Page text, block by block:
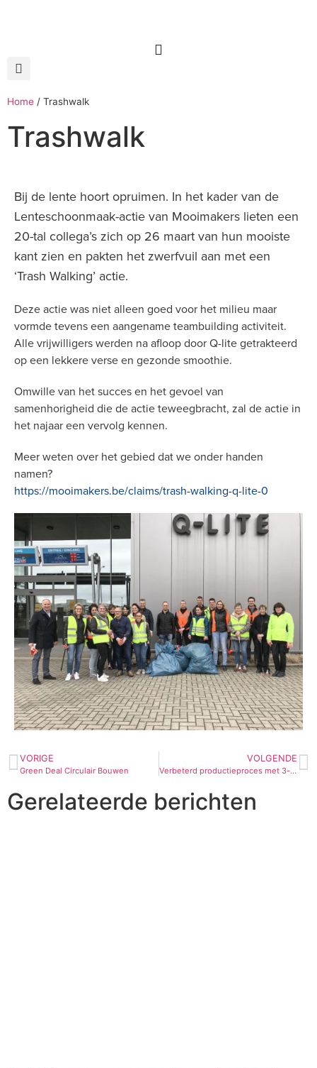
Home / Trashwalk
Trashwalk
Bij de lente hoort opruimen. In het kader van de
Lenteschoonmaak-actie van Mooimakers lieten een
20-tal collega’s zich op 26 maart van hun mooiste
kant zien en pakten het zwerfvuil aan met een
‘Trash Walking’ actie.
Deze actie was niet alleen goed voor het milieu maar
vormde tevens een aangename teambuilding activiteit.
Alle vrijwilligers werden na afloop door Q-lite getrakteerd
op een lekkere verse en gezonde smoothie.
Omwille van het succes en het gevoel van
samenhorigheid die de actie teweegbracht, zal de actie in
het najaar een vervolg kennen.
Meer weten over het gebied dat we onder handen
namen?
https://mooimakers.be/claims/trash-walking-q-lite-0
VORIGE
Green Deal Circulair Bouwen
VOLGENDE
Verbeterd productieproces met 3-assige cnc-bewerkingscentrum
Gerelateerde berichten